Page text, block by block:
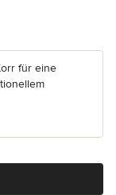
für eine